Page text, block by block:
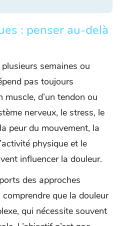
: penser au-delà
semaines ou
pas toujours
muscle, d’un tendon ou
nerveux, le stress, le
peur du mouvement, la
physique et le
influencer la douleur.
des approches
que la douleur
qui nécessite souvent